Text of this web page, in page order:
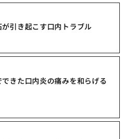
引き起こす口内トラブル
きた口内炎の痛みを和らげる